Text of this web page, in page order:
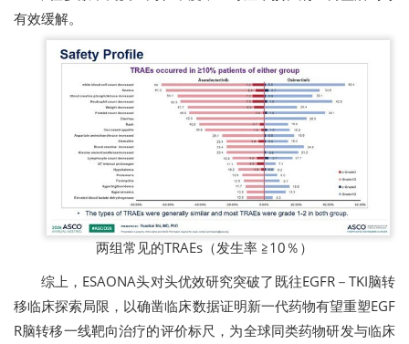
有效缓解。
两组常见的TRAEs（发生率 ≧10％）
综上，ESAONA头对头优效研究突破了既往EGFR－TKI脑转
移临床探索局限，以确凿临床数据证明新一代药物有望重塑EGF
R脑转移一线靶向治疗的评价标尺，为全球同类药物研发与临床